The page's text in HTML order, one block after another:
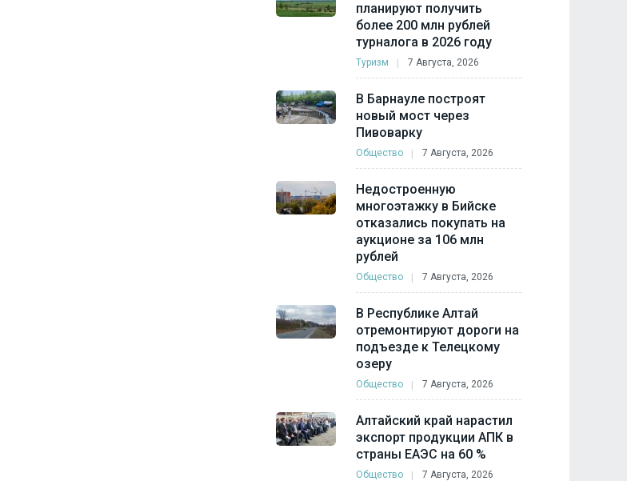
планируют получить
более 200 млн рублей
турналога в 2026 году
Туризм 7 Августа, 2026
В Барнауле построят
новый мост через
Пивоварку
Общество 7 Августа, 2026
Недостроенную
многоэтажку в Бийске
отказались покупать на
аукционе за 106 млн
рублей
Общество 7 Августа, 2026
В Республике Алтай
отремонтируют дороги на
подъезде к Телецкому
озеру
Общество 7 Августа, 2026
Алтайский край нарастил
экспорт продукции АПК в
страны ЕАЭС на 60 %
Общество 7 Августа, 2026